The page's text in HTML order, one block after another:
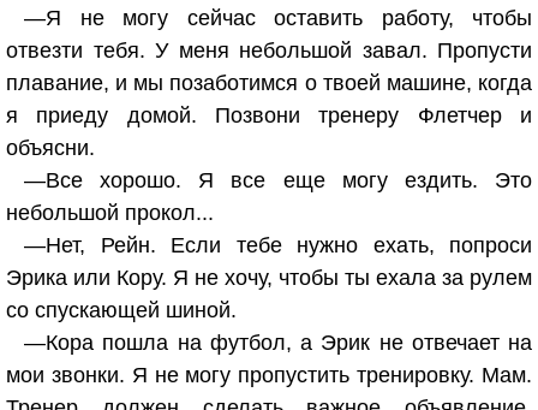
—Я не могу сейчас оставить работу, чтобы
отвезти тебя. У меня небольшой завал. Пропусти
плавание, и мы позаботимся о твоей машине, когда
я приеду домой. Позвони тренеру Флетчер и
объясни.
—Все хорошо. Я все еще могу ездить. Это
небольшой прокол...
—Нет, Рейн. Если тебе нужно ехать, попроси
Эрика или Кору. Я не хочу, чтобы ты ехала за рулем
со спускающей шиной.
—Кора пошла на футбол, а Эрик не отвечает на
мои звонки. Я не могу пропустить тренировку. Мам.